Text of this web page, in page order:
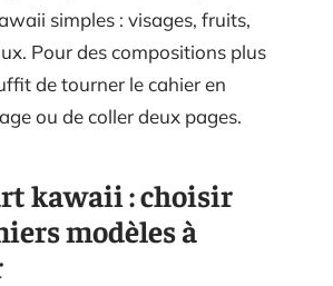
simples : visages, fruits,
Pour des compositions plus
de tourner le cahier en
ou de coller deux pages.
kawaii : choisir
modèles à